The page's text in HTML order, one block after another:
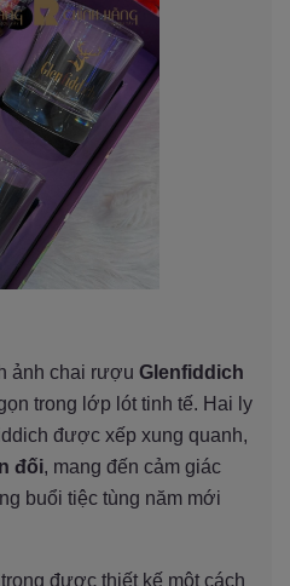
ảnh chai rượu Glenfiddich
trong lớp lót tinh tế. Hai ly
được xếp xung quanh,
đối, mang đến cảm giác
buổi tiệc tùng năm mới
được thiết kế một cách